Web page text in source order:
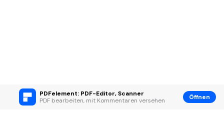
PDFelement: PDF-Editor, Scanner
PDF bearbeiten, mit Kommentaren versehen
Öffnen